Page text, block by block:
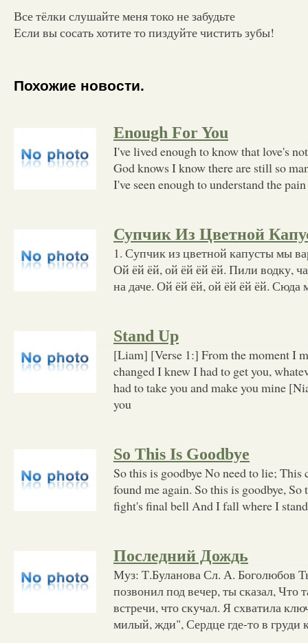
Все тёлки слушайте меня токо не забудьте
Если вы сосать хотите то пиздуйте чистить зубы!
Похожие новости.
Enough For You
I've lived enough to know that love's
God knows I know there are still so
I've seen enough to understand the
Супчик Из Цветной
1. Супчик из цветной капусты мы
Ой ёй ёй, ой ёй ёй ёй. Пили водку,
на даче. Ой ёй ёй, ой ёй ёй ёй. Сюда
Stand Up
[Liam] [Verse 1:] From the moment I
changed I knew I had to get you,
had to take you and make you mine
you
So This Is Goodbye
So this is goodbye No need to lie; This
found me again. So this is goodbye,
fight's final bell And I fall where I
Последний Дождь
Муз: Т.Буланова Сл. А. Боголюбов
позвонил под вечер, ты сказал, Что
встречи, что скучал. Я схватила
милый, жди", Сердце где-то в груди